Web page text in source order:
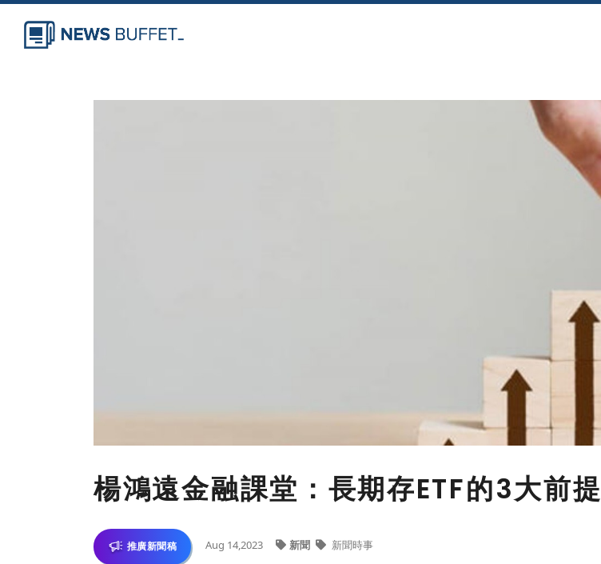
楊鴻遠金融課堂：長期存ETF的3大前提
推廣新聞稿 Aug 14,2023 新聞 新聞時事